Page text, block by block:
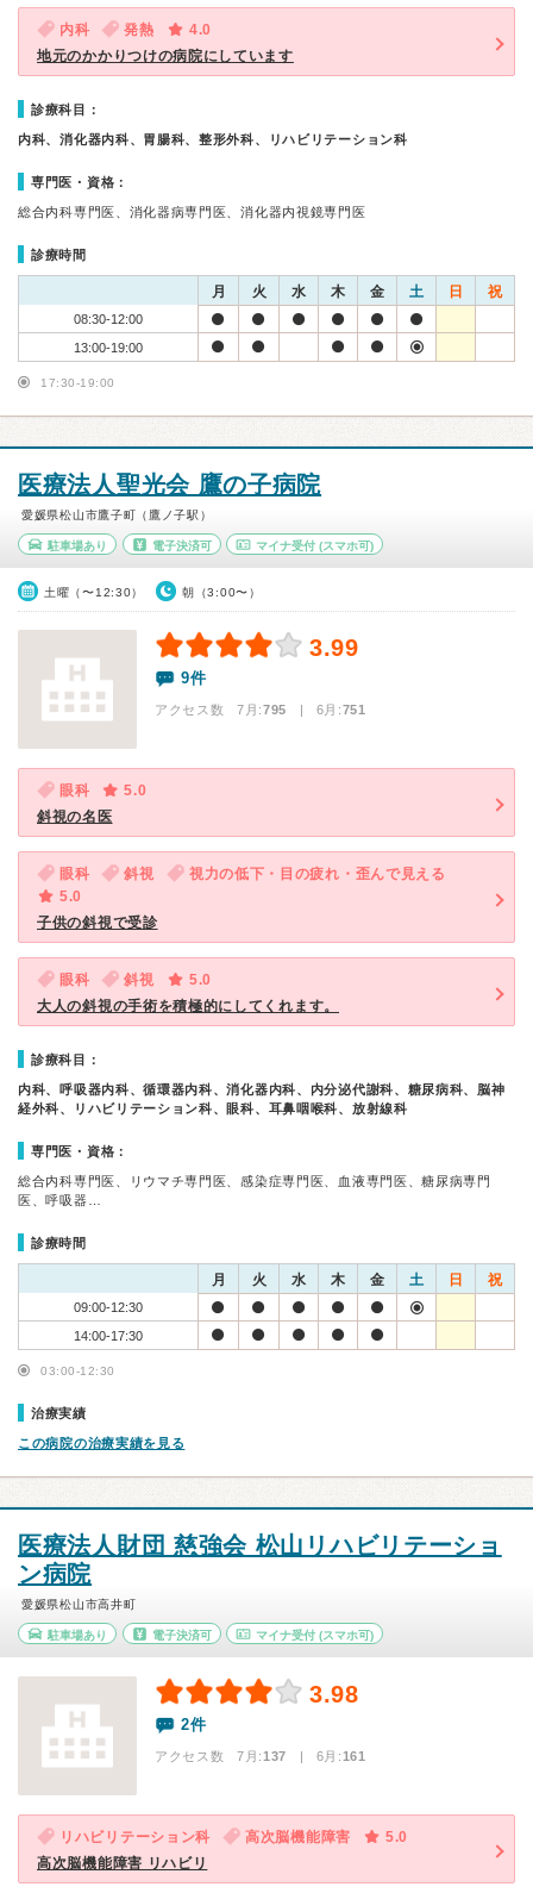
内科 発熱
4.0
地元のかかりつけの病院にしています
診療科目：
内科、消化器内科、胃腸科、整形外科、リハビリテーション科
専門医・資格：
総合内科専門医、消化器病専門医、消化器内視鏡専門医
診療時間
月 火 水 木 金 土 日 祝
08:30-12:00
13:00-19:00
17:30-19:00
医療法人聖光会 鷹の子病院
愛媛県松山市鷹子町（鷹ノ子駅）
駐車場あり 電子決済可 マイナ受付 (スマホ可)
土曜（〜12:30） 朝（3:00〜）
3.99
9件
アクセス数 7月:795 | 6月:751
眼科
5.0
斜視の名医
眼科 斜視
視力の低下・目の疲れ・歪んで見える
5.0
子供の斜視で受診
眼科 斜視
5.0
大人の斜視の手術を積極的にしてくれます。
診療科目：
内科、呼吸器内科、循環器内科、消化器内科、内分泌代謝科、糖尿病科、脳神
経外科、リハビリテーション科、眼科、耳鼻咽喉科、放射線科
専門医・資格：
総合内科専門医、リウマチ専門医、感染症専門医、血液専門医、糖尿病専門
医、呼吸器…
診療時間
月 火 水 木 金 土 日 祝
09:00-12:30
14:00-17:30
03:00-12:30
治療実績
この病院の治療実績を見る
医療法人財団 慈強会 松山リハビリテーショ
ン病院
愛媛県松山市高井町
駐車場あり 電子決済可 マイナ受付 (スマホ可)
3.98
2件
アクセス数 7月:137 | 6月:161
リハビリテーション科 高次脳機能障害
5.0
高次脳機能障害 リハビリ